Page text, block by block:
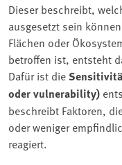
Dieser beschreibt,
ausgesetzt sein
Flächen oder
betroffen ist, entsteht
Dafür ist die
oder vulnerability)
beschreibt Faktoren,
oder weniger
reagiert.